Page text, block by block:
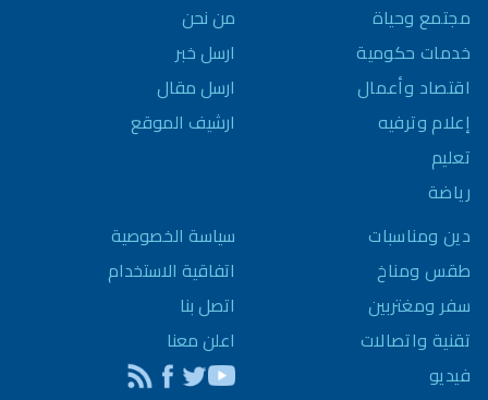
مجتمع وحياة
خدمات حكومية
اقتصاد وأعمال
إعلام وترفيه
تعليم
رياضة
دين ومناسبات
طقس ومناخ
سفر ومغتربين
تقنية واتصالات
فيديو
من نحن
ارسل خبر
ارسل مقال
ارشيف الموقع
سياسة الخصوصية
اتفاقية الاستخدام
اتصل بنا
اعلن معنا